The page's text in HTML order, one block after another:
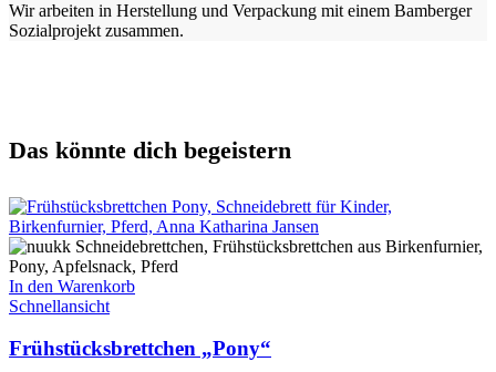
Wir arbeiten in Herstellung und Verpackung mit einem Bamberger
Sozialprojekt zusammen.
Das könnte dich begeistern
In den Warenkorb
Schnellansicht
Frühstücksbrettchen „Pony“